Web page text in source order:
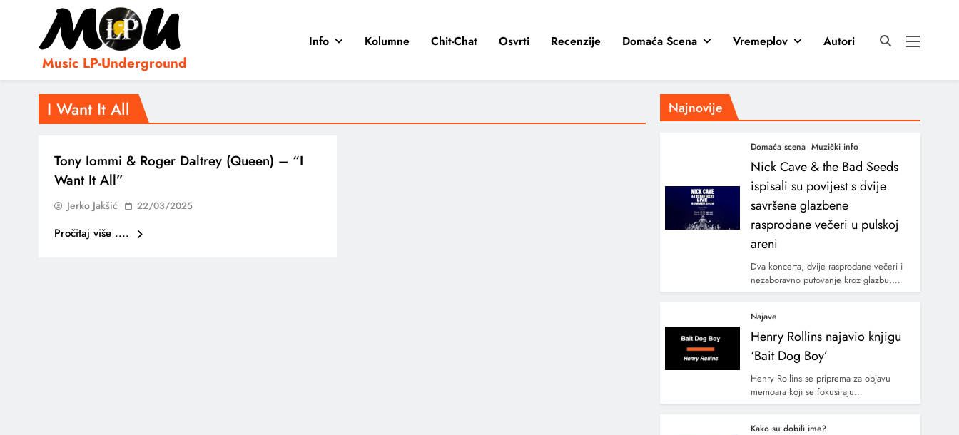
Music LP-Underground
Info Kolumne Chit-Chat Osvrti Recenzije Domaća Scena Vremeplov Autori
I Want It All
Tony Iommi & Roger Daltrey (Queen) – “I
Want It All”
Jerko Jakšić 22/03/2025
Pročitaj više ....
Najnovije
Domaća scena Muzički info
Nick Cave & the Bad Seeds
ispisali su povijest s dvije
savršene glazbene
rasprodane večeri u pulskoj
areni
Dva koncerta, dvije rasprodane večeri i
nezaboravno putovanje kroz glazbu,…
Najave
Henry Rollins najavio knjigu
‘Bait Dog Boy’
Henry Rollins se priprema za objavu
memoara koji se fokusiraju…
Kako su dobili ime?